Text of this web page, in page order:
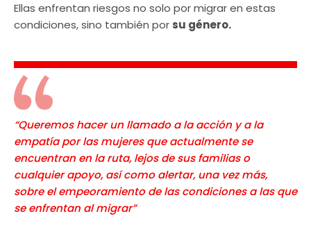
Ellas enfrentan riesgos no solo por migrar en estas
condiciones, sino también por su género.
“Queremos hacer un llamado a la acción y a la
empatía por las mujeres que actualmente se
encuentran en la ruta, lejos de sus familias o
cualquier apoyo, así como alertar, una vez más,
sobre el empeoramiento de las condiciones a las que
se enfrentan al migrar”